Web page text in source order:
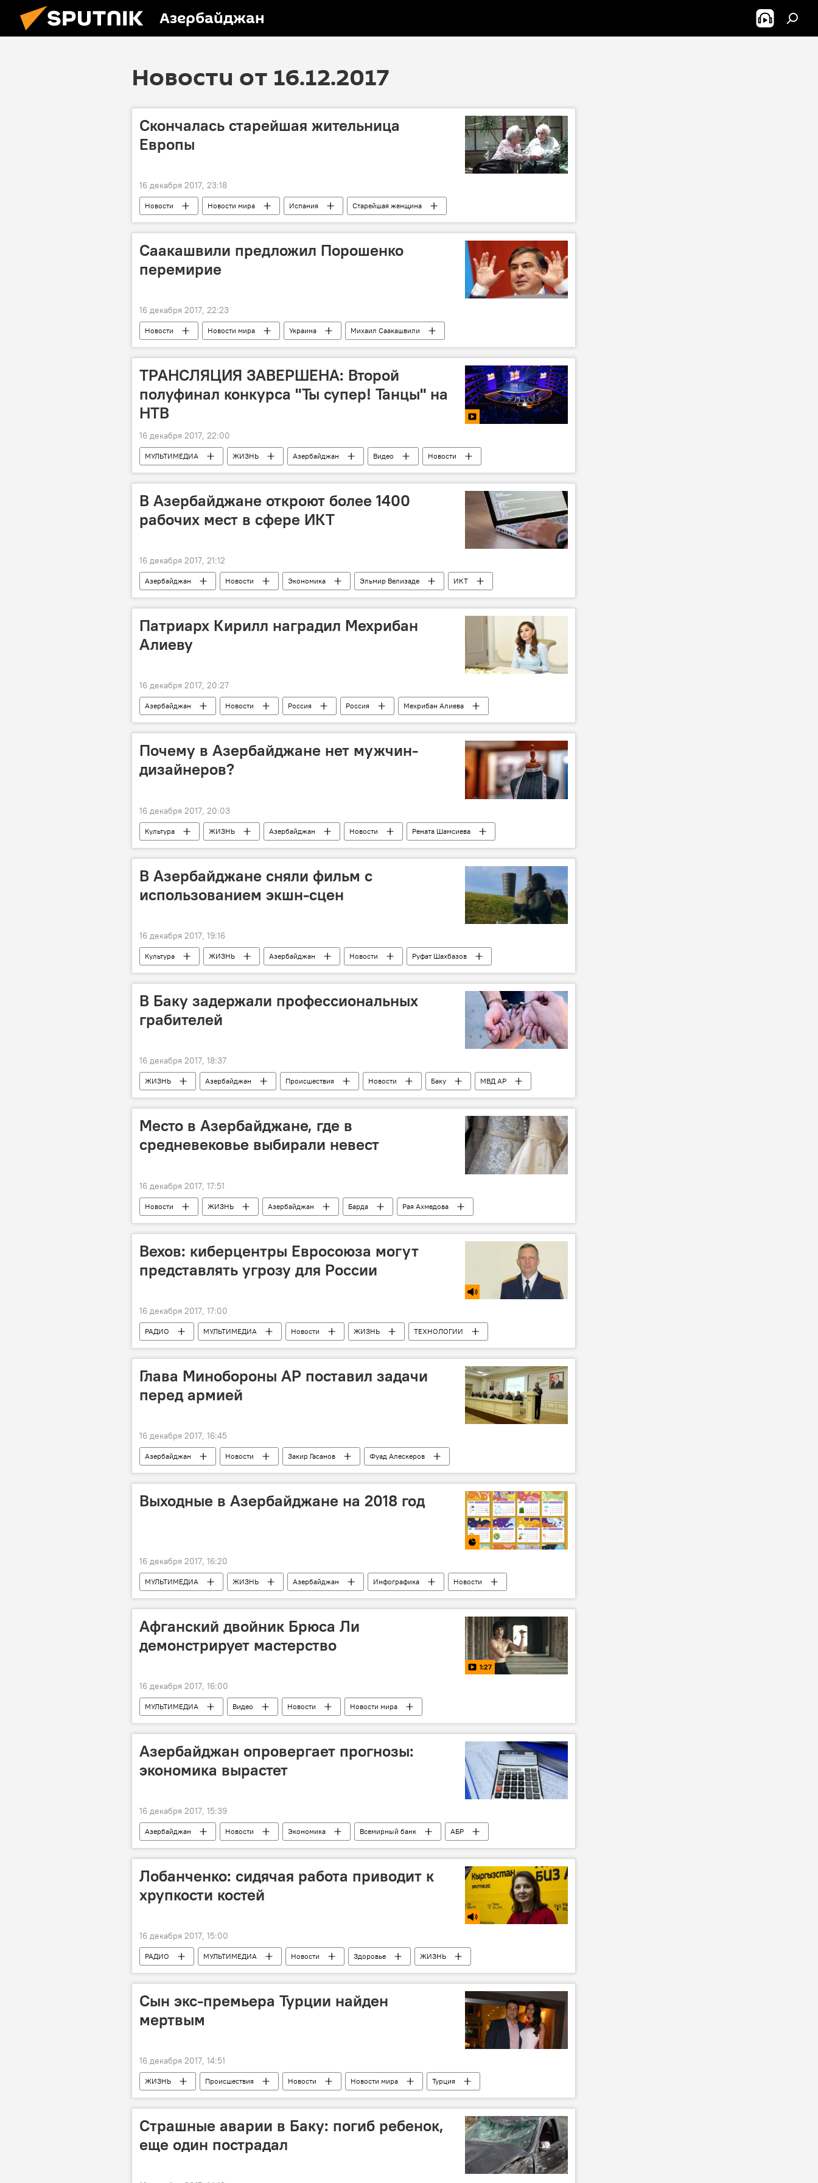
Азербайджан
Новости от 16.12.2017
Скончалась старейшая жительница
Европы
16 декабря 2017, 23:18
Новости Новости мира Испания Старейшая женщина
Саакашвили предложил Порошенко
перемирие
16 декабря 2017, 22:23
Новости Новости мира Украина
Михаил Саакашвили
Петр Порошенко
Перемирие
ТРАНСЛЯЦИЯ ЗАВЕРШЕНА: Второй
полуфинал конкурса "Ты супер! Танцы" на
НТВ
16 декабря 2017, 22:00
МУЛЬТИМЕДИА ЖИЗНЬ Азербайджан Видео Новости
В Азербайджане откроют более 1400
рабочих мест в сфере ИКТ
16 декабря 2017, 21:12
Азербайджан Новости Экономика Эльмир Велизаде ИКТ
Патриарх Кирилл наградил Мехрибан
Алиеву
16 декабря 2017, 20:27
Азербайджан Новости Россия Россия
Мехрибан Алиева
патриарх Кирилл
Почему в Азербайджане нет мужчин-
дизайнеров?
16 декабря 2017, 20:03
Культура ЖИЗНЬ Азербайджан Новости
Рената Шамсиева
Фахрия Халафова
Гюльнара Халилова Baku Fashion Club дизайнеры
В Азербайджане сняли фильм с
использованием экшн-сцен
16 декабря 2017, 19:16
Культура ЖИЗНЬ Азербайджан Новости
Руфат Шахбазов
Съемки
актеры комедия
В Баку задержали профессиональных
грабителей
16 декабря 2017, 18:37
ЖИЗНЬ Азербайджан Происшествия Новости Баку
МВД АР
грабители
арест
Место в Азербайджане, где в
средневековье выбирали невест
16 декабря 2017, 17:51
Новости ЖИЗНЬ Азербайджан Барда
Рая Ахмедова
Реставрация
Баня
Вехов: киберцентры Евросоюза могут
представлять угрозу для России
16 декабря 2017, 17:00
РАДИО МУЛЬТИМЕДИА Новости ЖИЗНЬ
ТЕХНОЛОГИИ
Новости мира
Глава Минобороны АР поставил задачи
перед армией
16 декабря 2017, 16:45
Азербайджан Новости Закир Гасанов
Фуад Алескеров
Минобороны АР
боевая подготовка Итоги
Выходные в Азербайджане на 2018 год
16 декабря 2017, 16:20
МУЛЬТИМЕДИА ЖИЗНЬ Азербайджан Инфографика Новости
Афганский двойник Брюса Ли
демонстрирует мастерство
1:27
16 декабря 2017, 16:00
МУЛЬТИМЕДИА Видео Новости Новости мира
Азербайджан опровергает прогнозы:
экономика вырастет
16 декабря 2017, 15:39
Азербайджан Новости Экономика Всемирный банк
АБР
Государственный комитет по статистике АР
ВВП
Лобанченко: сидячая работа приводит к
хрупкости костей
16 декабря 2017, 15:00
РАДИО МУЛЬТИМЕДИА Новости Здоровье
ЖИЗНЬ
Новости мира
Сын экс-премьера Турции найден
мертвым
16 декабря 2017, 14:51
ЖИЗНЬ Происшествия Новости Новости мира
Турция
Явуз Йылмаз
самоубийство
Страшные аварии в Баку: погиб ребенок,
еще один пострадал